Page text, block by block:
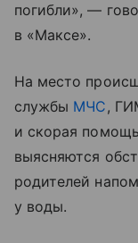
погибли», —
в «Максе».
На место
службы МЧС,
и скорая
выясняются
родителей
у воды.